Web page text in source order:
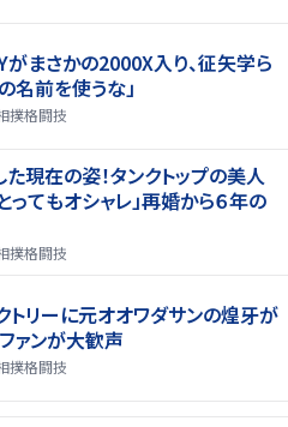
がまさかの2000X入り、征矢学ら
名前を使うな」
撲格闘技
現在の姿！タンクトップの美人
ってもオシャレ」再婚から６年の
撲格闘技
クトリーに元オオワダサンの煌牙が
ァンが大歓声
撲格闘技